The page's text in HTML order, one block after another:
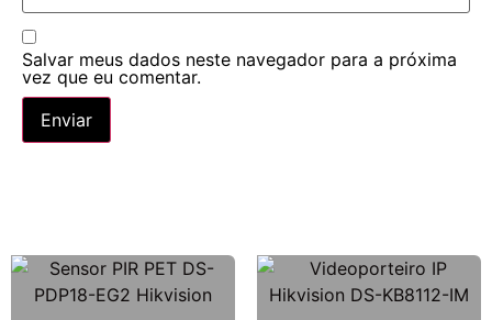
Salvar meus dados neste navegador para a próxima
vez que eu comentar.